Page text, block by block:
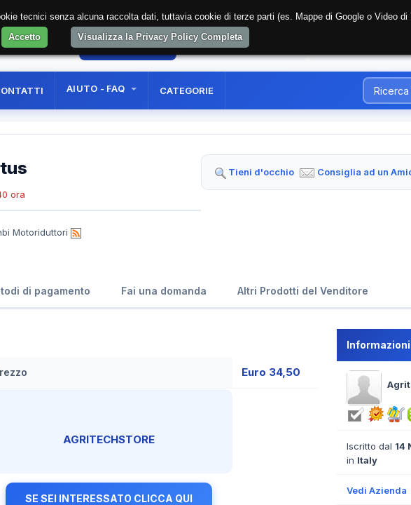
AREA RISERVATA REGISTRAZIONE UTENTE
AIUTO - FAQ CATEGORIE
ora
Motoriduttori
Tieni d'occhio Consiglia ad un
di pagamento Fai una domanda Altri Prodotti del Venditore
Euro 34,50
AGRITECHSTORE
SE SEI INTERESSATO CLICCA QUI
Iscritto dal 14
in Italy
Vedi Azienda
tecnici senza alcuna raccolta dati, tuttavia cookie di terze parti (es. Mappe di Google o Video di
Accetto
Visualizza la Privacy Policy Completa